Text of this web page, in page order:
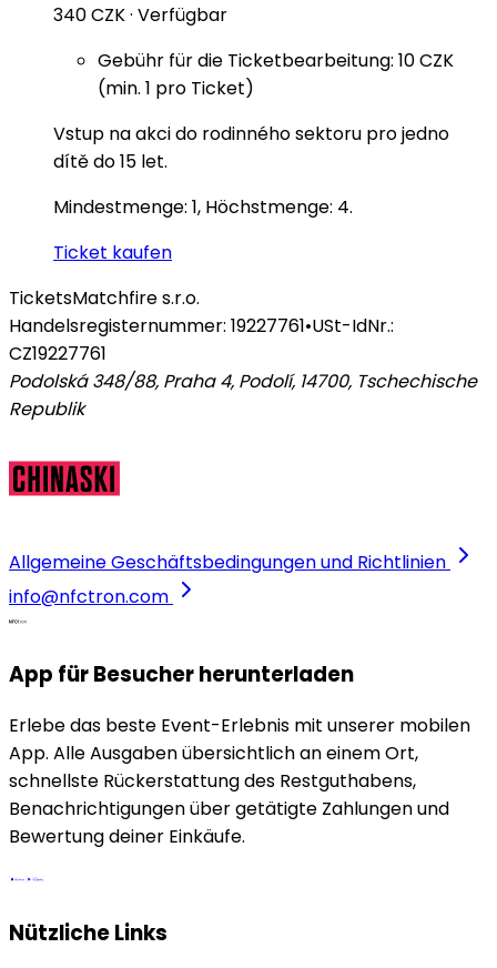
340 CZK· Verfügbar
Gebühr für die Ticketbearbeitung: 10 CZK
(min. 1 pro Ticket)
Vstup na akci do rodinného sektoru pro jedno
dítě do 15 let.
Mindestmenge: 1, Höchstmenge: 4.
Ticket kaufen
TicketsMatchfire s.r.o.
Handelsregisternummer: 19227761•USt-IdNr.:
CZ19227761
Podolská 348/88, Praha 4, Podolí, 14700, Tschechische
Republik
Allgemeine Geschäftsbedingungen und Richtlinien
info@nfctron.com
App für Besucher herunterladen
Erlebe das beste Event-Erlebnis mit unserer mobilen
App. Alle Ausgaben übersichtlich an einem Ort,
schnellste Rückerstattung des Restguthabens,
Benachrichtigungen über getätigte Zahlungen und
Bewertung deiner Einkäufe.
Nützliche Links